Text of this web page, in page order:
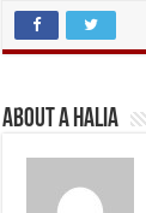
About A Halia